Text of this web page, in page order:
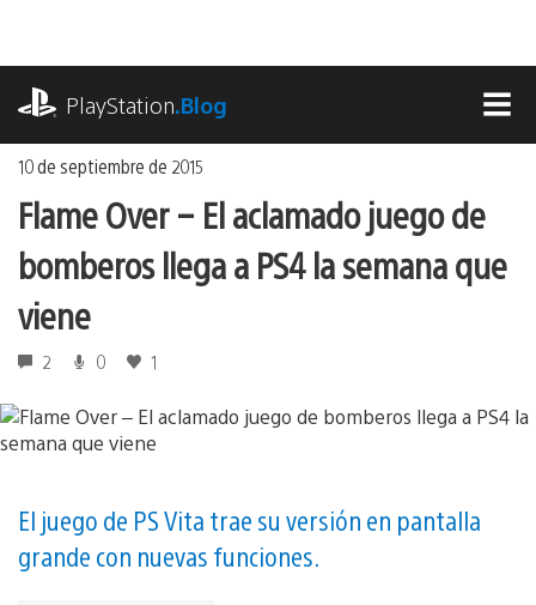
contenido
PlayStation.Blog
10 de septiembre de 2015
Flame Over – El aclamado juego de
bomberos llega a PS4 la semana que
viene
2 0 1
El juego de PS Vita trae su versión en pantalla
grande con nuevas funciones.